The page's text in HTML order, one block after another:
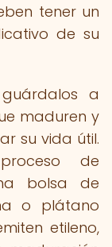
tener un
de su
a
maduren y
su vida útil.
de
bolsa de
o plátano
etileno,